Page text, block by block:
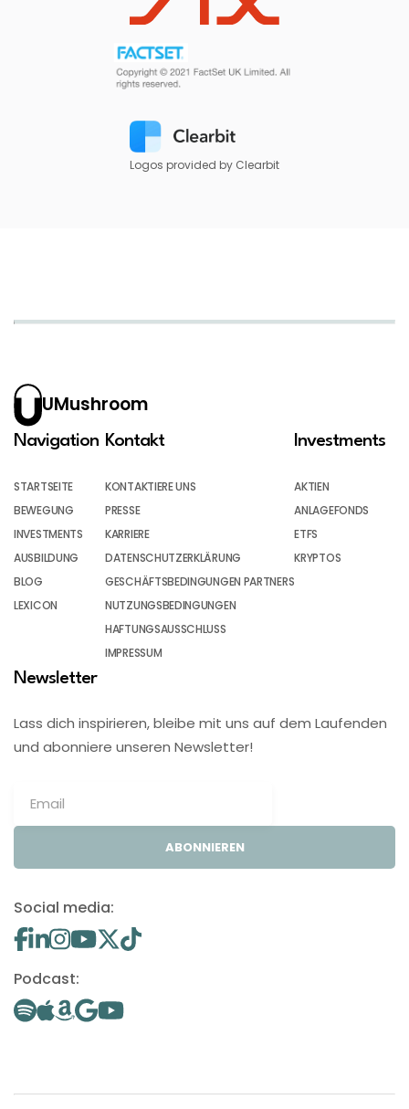
Logos provided by Clearbit
UMushroom
Navigation
STARTSEITE
BEWEGUNG
INVESTMENTS
AUSBILDUNG
BLOG
LEXICON
Kontakt
KONTAKTIERE UNS
PRESSE
KARRIERE
DATENSCHUTZERKLÄRUNG
GESCHÄFTSBEDINGUNGEN PARTNERS
NUTZUNGSBEDINGUNGEN
HAFTUNGSAUSSCHLUSS
IMPRESSUM
Investments
AKTIEN
ANLAGEFONDS
ETFS
KRYPTOS
Newsletter
Lass dich inspirieren, bleibe mit uns auf dem Laufenden
und abonniere unseren Newsletter!
ABONNIEREN
Social media:
Podcast: